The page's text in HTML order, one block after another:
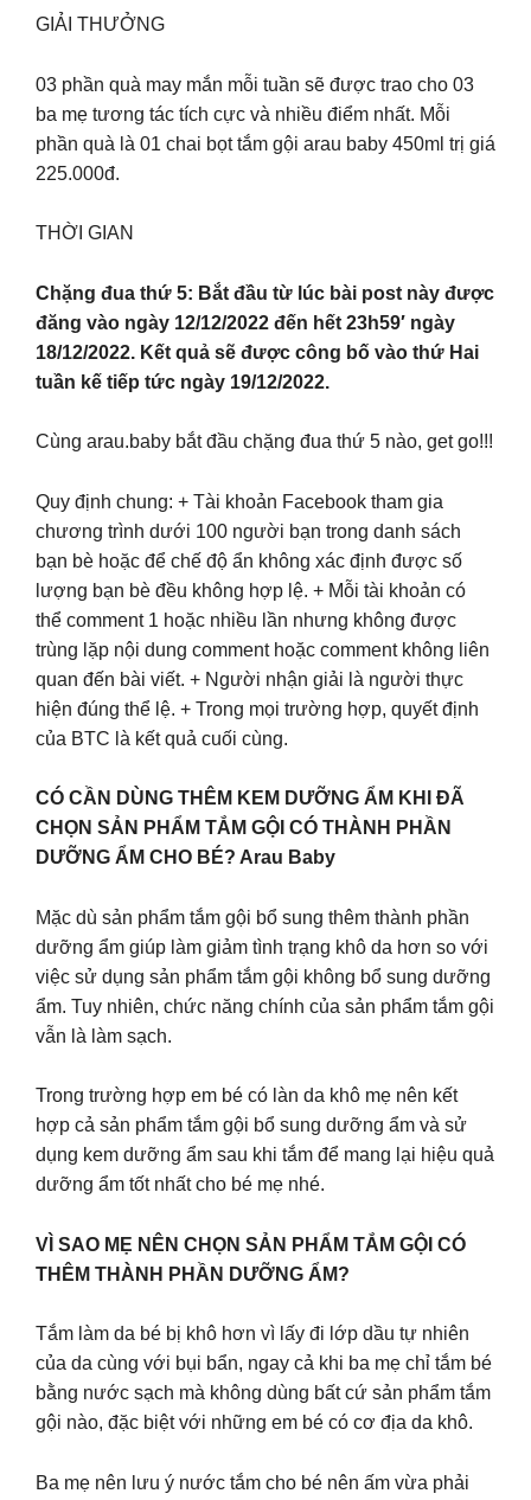
GIẢI THƯỞNG
03 phần quà may mắn mỗi tuần sẽ được trao cho 03
ba mẹ tương tác tích cực và nhiều điểm nhất. Mỗi
phần quà là 01 chai bọt tắm gội arau baby 450ml trị giá
225.000đ.
THỜI GIAN
Chặng đua thứ 5: Bắt đầu từ lúc bài post này được
đăng vào ngày 12/12/2022 đến hết 23h59′ ngày
18/12/2022. Kết quả sẽ được công bố vào thứ Hai
tuần kế tiếp tức ngày 19/12/2022.
Cùng arau.baby bắt đầu chặng đua thứ 5 nào, get go!!!
Quy định chung: + Tài khoản Facebook tham gia
chương trình dưới 100 người bạn trong danh sách
bạn bè hoặc để chế độ ẩn không xác định được số
lượng bạn bè đều không hợp lệ. + Mỗi tài khoản có
thể comment 1 hoặc nhiều lần nhưng không được
trùng lặp nội dung comment hoặc comment không liên
quan đến bài viết. + Người nhận giải là người thực
hiện đúng thể lệ. + Trong mọi trường hợp, quyết định
của BTC là kết quả cuối cùng.
CÓ CẦN DÙNG THÊM KEM DƯỠNG ẨM KHI ĐÃ
CHỌN SẢN PHẨM TẮM GỘI CÓ THÀNH PHẦN
DƯỠNG ẨM CHO BÉ? Arau Baby
Mặc dù sản phẩm tắm gội bổ sung thêm thành phần
dưỡng ẩm giúp làm giảm tình trạng khô da hơn so với
việc sử dụng sản phẩm tắm gội không bổ sung dưỡng
ẩm. Tuy nhiên, chức năng chính của sản phẩm tắm gội
vẫn là làm sạch.
Trong trường hợp em bé có làn da khô mẹ nên kết
hợp cả sản phẩm tắm gội bổ sung dưỡng ẩm và sử
dụng kem dưỡng ẩm sau khi tắm để mang lại hiệu quả
dưỡng ẩm tốt nhất cho bé mẹ nhé.
VÌ SAO MẸ NÊN CHỌN SẢN PHẨM TẮM GỘI CÓ
THÊM THÀNH PHẦN DƯỠNG ẨM?
Tắm làm da bé bị khô hơn vì lấy đi lớp dầu tự nhiên
của da cùng với bụi bẩn, ngay cả khi ba mẹ chỉ tắm bé
bằng nước sạch mà không dùng bất cứ sản phẩm tắm
gội nào, đặc biệt với những em bé có cơ địa da khô.
Ba mẹ nên lưu ý nước tắm cho bé nên ấm vừa phải